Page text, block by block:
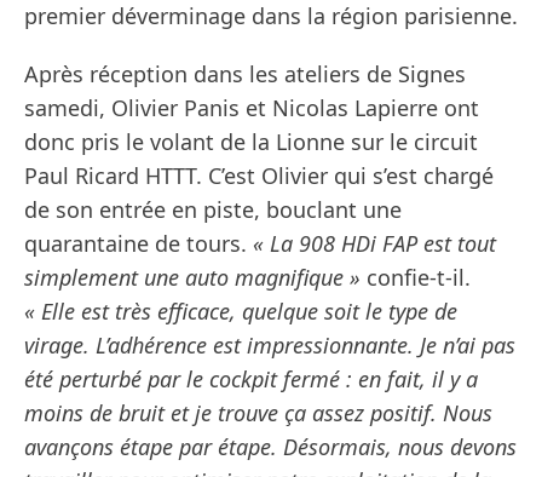
premier déverminage dans la région parisienne.
Après réception dans les ateliers de Signes
samedi, Olivier Panis et Nicolas Lapierre ont
donc pris le volant de la Lionne sur le circuit
Paul Ricard HTTT. C’est Olivier qui s’est chargé
de son entrée en piste, bouclant une
quarantaine de tours. « La 908 HDi FAP est tout
simplement une auto magnifique » confie-t-il.
« Elle est très efficace, quelque soit le type de
virage. L’adhérence est impressionnante. Je n’ai pas
été perturbé par le cockpit fermé : en fait, il y a
moins de bruit et je trouve ça assez positif. Nous
avançons étape par étape. Désormais, nous devons